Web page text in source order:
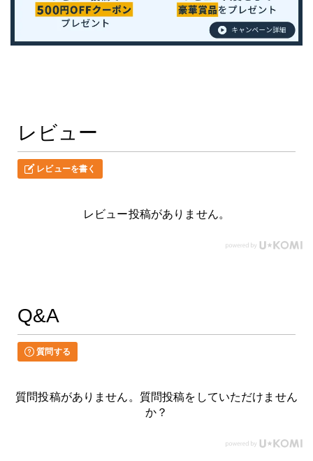
レビュー
レビューを書く
レビュー投稿がありません。
Q&A
質問する
質問投稿がありません。質問投稿をしていただけません
か？